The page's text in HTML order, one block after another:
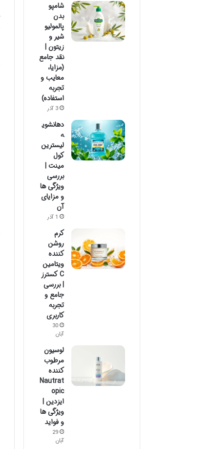
شامپو
بدن
پالمولیو
شیر و
زیتون |
نقد جامع
(مزایا،
معایب و
تجربه
استفاده)
3 آذر
دهانشوی
ه
لیسترین
کول
مینت |
بررسی
ویژگی ها
و مزایای
آن
1 آذر
کرم
روشن
کننده
ویتامین
C کسترز
| بررسی
جامع و
تجربه
کاربری
30
آبان
لوسیون
مرطوب
کننده
Nautrat
opic
ایزدین |
ویژگی ها
و فواید
29
آبان